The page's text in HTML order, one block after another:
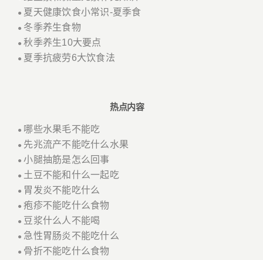
● 夏天健康饮食小常识-夏季食
● 冬季养生食物
●秋季养生10大要点
● 夏季抗疲劳6大饮食法
热点内容
● 哪些水果毛不能吃
● 先兆流产不能吃什么水果
●小腿抽筋是怎么回事
● 土豆不能和什么一起吃
● 胃发炎不能吃什么
●疱疹不能吃什么食物
● 豆浆什么人不能喝
● 急性胃肠炎不能吃什么
● 骨折不能吃什么食物